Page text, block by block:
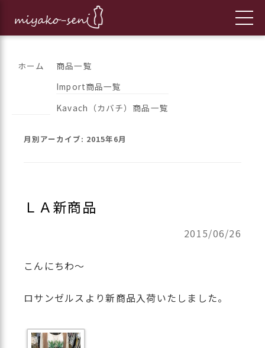
フランス、イタリア、アメリカ
のインポートファッションとオ
都繊維の日々のニュースをお伝えします
ホーム
商品一覧
Import商品一覧
Kavach（カバチ）商品一覧
月別アーカイブ: 2015年6月
ＬＡ新商品
2015/06/26
こんにちわ～
ロサンゼルスより新商品入荷いたしました。